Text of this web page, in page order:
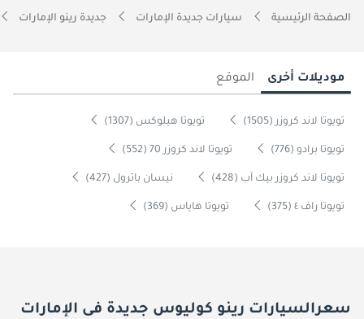
الصفحة الرئيسية سيارات جديدة الإمارات جديدة رينو الإمارات
موديلات أخرى الموقع
تويوتا لاند كروزر (1505) تويوتا هيلوكس (1307)
تويوتا برادو (776) تويوتا لاند كروزر 70 (552)
تويوتا لاند كروزر بيك آب (428) نيسان باترول (427)
تويوتا راف ٤ (375) تويوتا هاياس (369)
سعرالسيارات رينو كوليوس جديدة فى الإمارات